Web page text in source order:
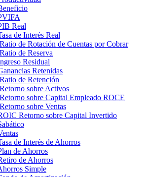
Real
de Interés Real
de Rotación de Cuentas por Cobrar
de Reserva
Residual
Retenidas
de Retención
sobre Activos
sobre Capital Empleado ROCE
sobre Ventas
Retorno sobre Capital Invertido
de Interés de Ahorros
de Ahorros
de Ahorros
Simple